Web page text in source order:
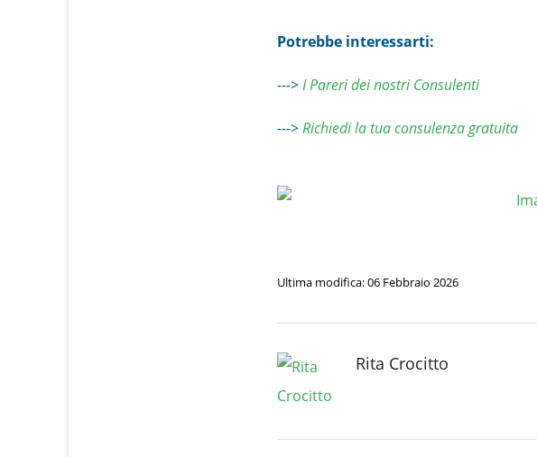
Potrebbe interessarti:
---> I Pareri dei nostri Consulenti
---> Richiedi la tua consulenza gratuita
Ultima modifica: 06 Febbraio 2026
Rita Crocitto